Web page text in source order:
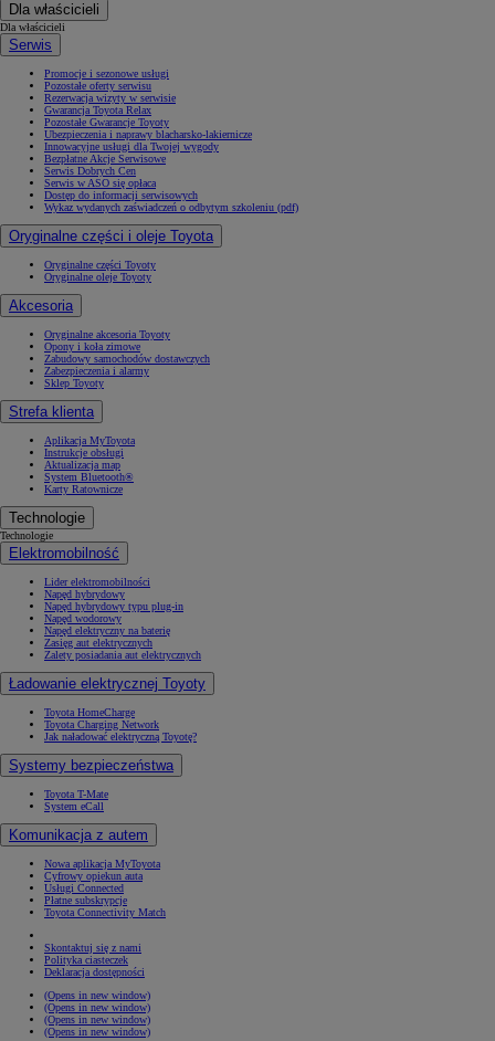
Dla właścicieli
Dla właścicieli
Serwis
Promocje i sezonowe usługi
Pozostałe oferty serwisu
Rezerwacja wizyty w serwisie
Gwarancja Toyota Relax
Pozostałe Gwarancje Toyoty
Ubezpieczenia i naprawy blacharsko-lakiernicze
Innowacyjne usługi dla Twojej wygody
Bezpłatne Akcje Serwisowe
Serwis Dobrych Cen
Serwis w ASO się opłaca
Dostęp do informacji serwisowych
Wykaz wydanych zaświadczeń o odbytym szkoleniu (pdf)
Oryginalne części i oleje Toyota
Oryginalne części Toyoty
Oryginalne oleje Toyoty
Akcesoria
Oryginalne akcesoria Toyoty
Opony i koła zimowe
Zabudowy samochodów dostawczych
Zabezpieczenia i alarmy
Sklep Toyoty
Strefa klienta
Aplikacja MyToyota
Instrukcje obsługi
Aktualizacja map
System Bluetooth®
Karty Ratownicze
Technologie
Technologie
Elektromobilność
Lider elektromobilności
Napęd hybrydowy
Napęd hybrydowy typu plug-in
Napęd wodorowy
Napęd elektryczny na baterię
Zasięg aut elektrycznych
Zalety posiadania aut elektrycznych
Ładowanie elektrycznej Toyoty
Toyota HomeCharge
Toyota Charging Network
Jak naładować elektryczną Toyotę?
Systemy bezpieczeństwa
Toyota T-Mate
System eCall
Komunikacja z autem
Nowa aplikacja MyToyota
Cyfrowy opiekun auta
Usługi Connected
Płatne subskrypcje
Toyota Connectivity Match
Skontaktuj się z nami
Polityka ciasteczek
Deklaracja dostępności
(Opens in new window)
(Opens in new window)
(Opens in new window)
(Opens in new window)